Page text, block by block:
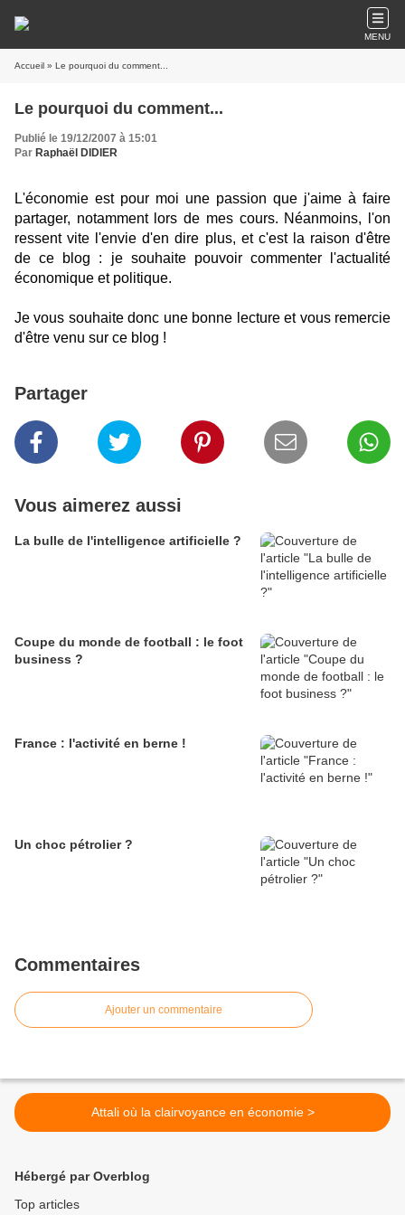
MENU
Accueil » Le pourquoi du comment...
Le pourquoi du comment...
Publié le 19/12/2007 à 15:01
Par Raphaël DIDIER
L'économie est pour moi une passion que j'aime à faire
partager, notamment lors de mes cours. Néanmoins, l'on
ressent vite l'envie d'en dire plus, et c'est la raison d'être
de ce blog : je souhaite pouvoir commenter l'actualité
économique et politique.
Je vous souhaite donc une bonne lecture et vous remercie
d'être venu sur ce blog !
Partager
Vous aimerez aussi
La bulle de l'intelligence artificielle ?
Coupe du monde de football : le foot
business ?
France : l'activité en berne !
Un choc pétrolier ?
Commentaires
Ajouter un commentaire
Attali où la clairvoyance en économie >
Hébergé par Overblog
Top articles